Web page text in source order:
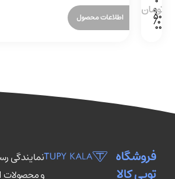
اطلاعات محصول
فروشگاه
توپی کالا
و محصولات CIM ایتالیا